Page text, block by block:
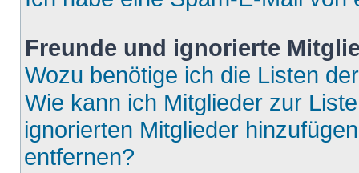
Freunde und ignorierte
Wozu benötige ich die Listen
Wie kann ich Mitglieder zur
ignorierten Mitglieder
entfernen?